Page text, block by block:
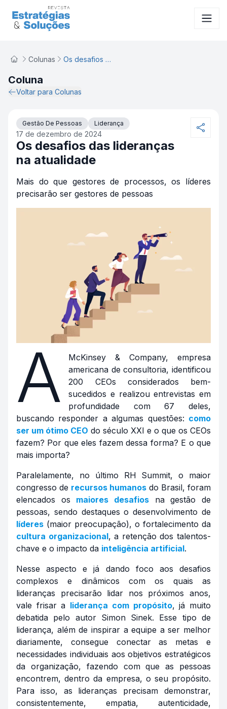
Os desafios das lideranças na atualidade
Colunas Os desafios das lideranças na atualidade
Coluna
Voltar para Colunas
Gestão De Pessoas Liderança
17 de dezembro de 2024
Os desafios das lideranças
na atualidade
Mais do que gestores de processos, os líderes
precisarão ser gestores de pessoas
A
McKinsey & Company, empresa
americana de consultoria, identificou
200 CEOs considerados bem-
sucedidos e realizou entrevistas em
profundidade com 67 deles,
buscando responder a algumas questões: como
ser um ótimo CEO do século XXI e o que os CEOs
fazem? Por que eles fazem dessa forma? E o que
mais importa?
Paralelamente, no último RH Summit, o maior
congresso de recursos humanos do Brasil, foram
elencados os maiores desafios na gestão de
pessoas, sendo destaques o desenvolvimento de
líderes (maior preocupação), o fortalecimento da
cultura organizacional, a retenção dos talentos-
chave e o impacto da inteligência artificial.
Nesse aspecto e já dando foco aos desafios
complexos e dinâmicos com os quais as
lideranças precisarão lidar nos próximos anos,
vale frisar a liderança com propósito, já muito
debatida pelo autor Simon Sinek. Esse tipo de
liderança, além de inspirar a equipe a ser melhor
diariamente, consegue conectar as metas e
necessidades individuais aos objetivos estratégicos
da organização, fazendo com que as pessoas
encontrem, dentro da empresa, o seu propósito.
Para isso, as lideranças precisam demonstrar,
consistentemente, empatia, autenticidade,